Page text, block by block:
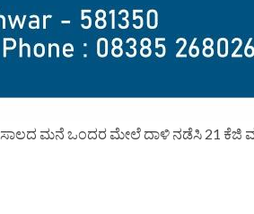
ಮನೆ ಒಂದರ ಮೇಲೆ ದಾಳಿ ನಡೆಸಿ 21 ಕೆಜಿ